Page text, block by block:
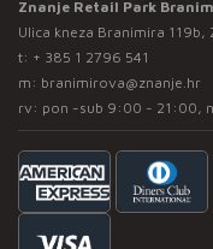
Znanje Retail Park
Ulica kneza Branimira 119b,
t: + 385 1 2796 541
m: branimirova@znanje.hr
rv: pon -sub 9:00 - 21:00,